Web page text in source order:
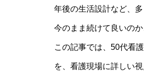
年後の生活設計など、
今のまま続けて良いの
この記事では、50代看
を、看護現場に詳しい